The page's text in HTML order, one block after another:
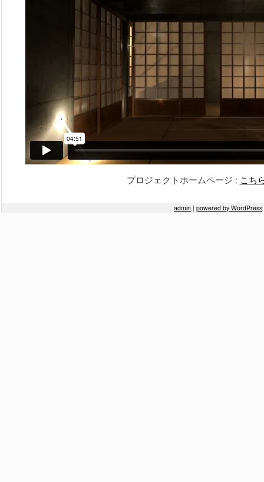
プロジェクトホームページ : こち
2013年2月
2013年1月
Meta
ログイン
admin | powered by WordPress